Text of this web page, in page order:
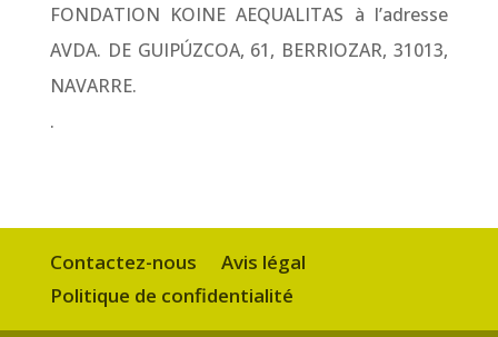
FONDATION KOINE AEQUALITAS à l’adresse
AVDA. DE GUIPÚZCOA, 61, BERRIOZAR, 31013,
NAVARRE.
.
Contactez-nous
Avis légal
Politique de confidentialité